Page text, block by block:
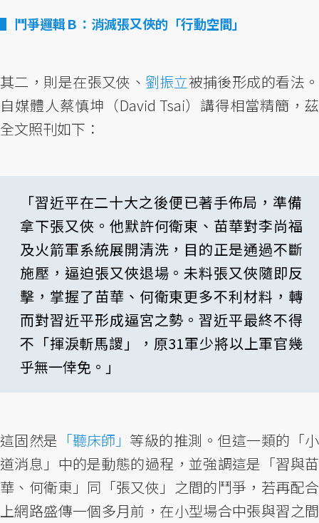
鬥爭邏輯Ｂ：消滅張又俠的「行動空間」
其二，則是在張又俠、 劉振立被捕後形成的看法。
自媒體人蔡慎坤（David Tsai）講得相當精簡，茲
全文照刊如下：
「習近平在二十大之後便已著手佈局，準備
拿下張又俠。他默許何衛東、苗華對李尚福
及火箭軍系統展開清洗，目的正是通過不斷
施壓，逼迫張又俠退場。未料張又俠隨即反
擊，掌握了苗華、何衛東更多不利材料，轉
而對習近平形成逼宮之勢。習近平最終不得
不「揮淚斬馬謖」，原31軍少將以上軍官幾
乎無一倖免。」
這固然是 「聽床師」 等級的推測。但這一類的「小
道消息」中的是動態的過程，並強調這是「習與苗
華、何衛東」同「張又俠」之間的鬥爭，若再配合
上網路盛傳一個多月前，在小型場合中張與習之間